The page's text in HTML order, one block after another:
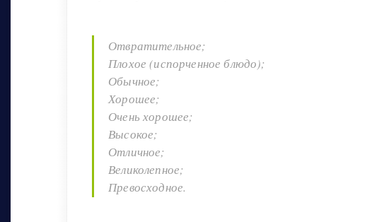
Отвратительное;
Плохое (испорченное блюдо);
Обычное;
Хорошее;
Очень хорошее;
Высокое;
Отличное;
Великолепное;
Превосходное.